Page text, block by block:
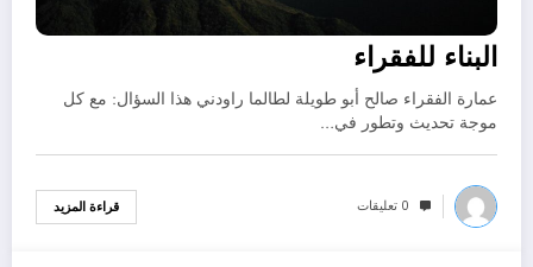
البناء للفقراء
عمارة الفقراء صالح أبو طويلة لطالما راودني هذا السؤال: مع كل
موجة تحديث وتطور في…
0 تعليقات قراءة المزيد